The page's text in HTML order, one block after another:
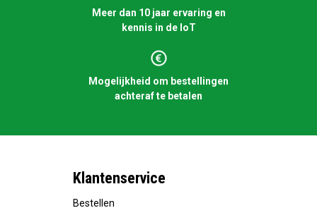
Meer dan 10 jaar ervaring en
kennis in de IoT
Mogelijkheid om bestellingen
achteraf te betalen
Klantenservice
Bestellen